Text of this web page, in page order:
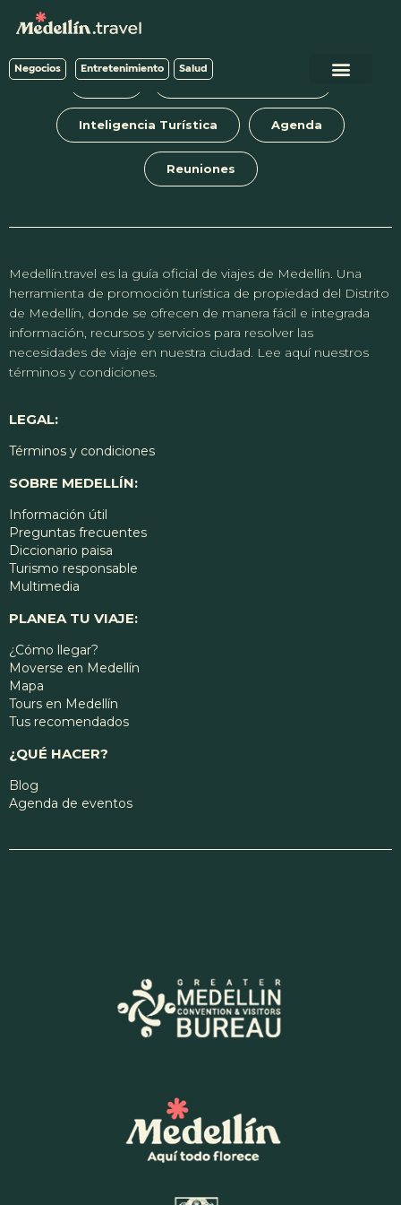
Negocios Entretenimiento Salud
Blog Tours y experiencias
Inteligencia Turística Agenda
Reuniones
Medellín.travel es la guía oficial de viajes de Medellín. Una
herramienta de promoción turística de propiedad del Distrito
de Medellín, donde se ofrecen de manera fácil e integrada
información, recursos y servicios para resolver las
necesidades de viaje en nuestra ciudad. Lee aquí nuestros
términos y condiciones.
LEGAL:
Términos y condiciones
SOBRE MEDELLÍN:
Información útil
Preguntas frecuentes
Diccionario paisa
Turismo responsable
Multimedia
PLANEA TU VIAJE:
¿Cómo llegar?
Moverse en Medellín
Mapa
Tours en Medellín
Tus recomendados
¿QUÉ HACER?
Blog
Agenda de eventos